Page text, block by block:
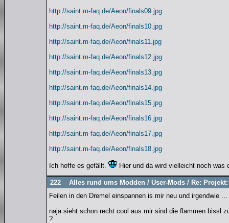
http://saint.m-faq.de/Aeon/finals09.jpg
http://saint.m-faq.de/Aeon/finals10.jpg
http://saint.m-faq.de/Aeon/finals11.jpg
http://saint.m-faq.de/Aeon/finals12.jpg
http://saint.m-faq.de/Aeon/finals13.jpg
http://saint.m-faq.de/Aeon/finals14.jpg
http://saint.m-faq.de/Aeon/finals15.jpg
http://saint.m-faq.de/Aeon/finals16.jpg
http://saint.m-faq.de/Aeon/finals17.jpg
http://saint.m-faq.de/Aeon/finals18.jpg
Ich hoffe es gefällt. Hier und da wird vielleicht noch was
222 Alles rund ums Modden/ User-Mods/ Re:
Feilen in den Dremel einspannen is mir neu und irgendwie
naja sieht schon recht cool aus mir sind die flammen bissl
?